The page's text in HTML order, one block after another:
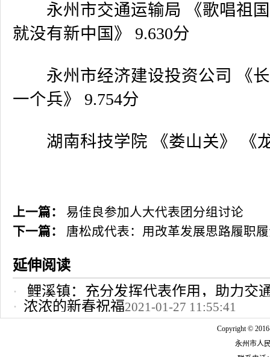
永州市交通运输局 《歌唱祖国
就没有新中国》
9.630分
永州市经济建设投资公司 《长
一个兵》
9.754分
湖南科技学院 《娄山关》 《
上一篇：
易佳良参加人大代表团分组讨论
下一篇：
唐松成代表：用改革发展思路履职
延伸阅读
鲤溪镇：充分发挥代表作用，助力交
2022-10-24 12:09:37
浓浓的新春祝福2021-01-27 11:55:41
Copyright ©
永州市人